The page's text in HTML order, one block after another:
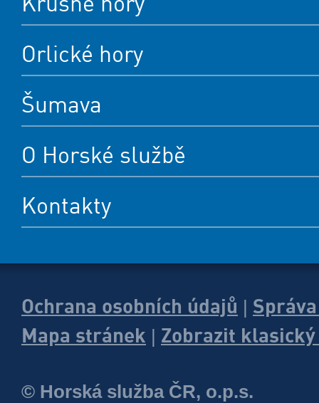
Orlické hory
Šumava
O Horské službě
Kontakty
Ochrana osobních údajů
Mapa stránek
Zobrazit
© Horská služba ČR, o.p.s.